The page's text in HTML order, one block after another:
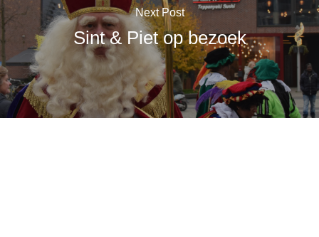
Next Post
Sint & Piet op bezoek